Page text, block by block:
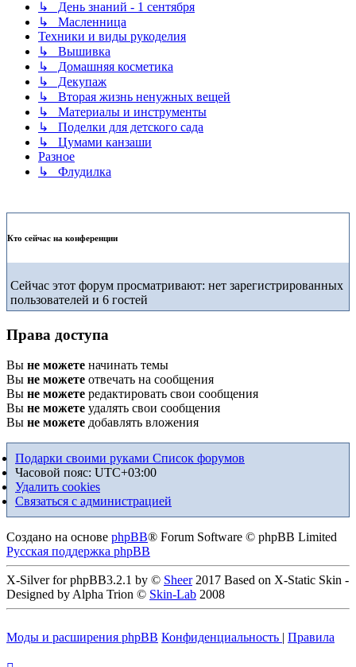
↳ День знаний - 1 сентября
↳ Масленница
Техники и виды рукоделия
↳ Вышивка
↳ Домашняя косметика
↳ Декупаж
↳ Вторая жизнь ненужных вещей
↳ Материалы и инструменты
↳ Поделки для детского сада
↳ Цумами канзаши
Разное
↳ Флудилка
Кто сейчас на конференции
Сейчас этот форум просматривают: нет зарегистрированных
пользователей и 6 гостей
Права доступа
Вы не можете начинать темы
Вы не можете отвечать на сообщения
Вы не можете редактировать свои сообщения
Вы не можете удалять свои сообщения
Вы не можете добавлять вложения
Подарки своими руками Список форумов
Часовой пояс: UTC+03:00
Удалить cookies
Связаться с администрацией
Создано на основе phpBB® Forum Software © phpBB Limited
Русская поддержка phpBB
X-Silver for phpBB3.2.1 by © Sheer2017 Based on X-Static Skin -
Designed by Alpha Trion © Skin-Lab 2008
Моды и расширения phpBB Конфиденциальность | Правила